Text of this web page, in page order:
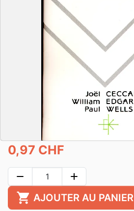
0,97 CHF
remove add
shopping_cart AJOUTER AU PANIER